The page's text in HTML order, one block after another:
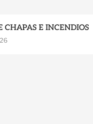
CHAPAS E INCENDIOS